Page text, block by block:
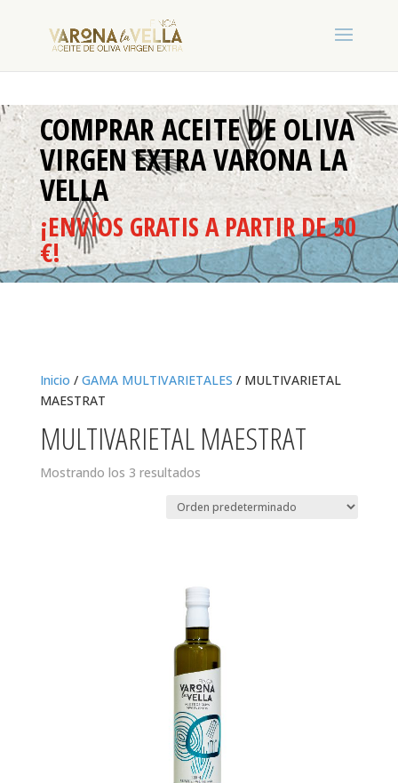
COMPRAR ACEITE DE OLIVA
VIRGEN EXTRA VARONA LA
VELLA
¡ENVÍOS GRATIS A PARTIR DE 50
€!
Inicio / GAMA MULTIVARIETALES / MULTIVARIETAL
MAESTRAT
MULTIVARIETAL MAESTRAT
Mostrando los 3 resultados